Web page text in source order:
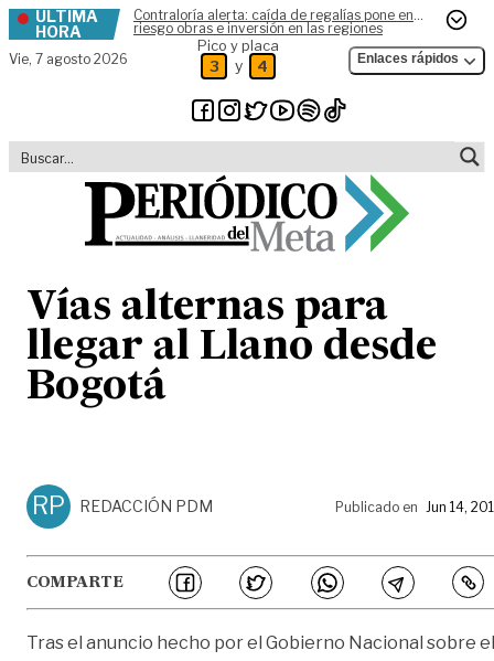
Skip to content
ÚLTIMA
HORA
Contraloría alerta: caída de regalías pone en
riesgo obras e inversión en las regiones
Vie, 7 agosto 2026
Pico y placa
3 y 4 Enlaces rápidos
Vías alternas para
llegar al Llano desde
Bogotá
RP REDACCIÓN PDM Publicado en Jun 14,
COMPARTE
Tras el anuncio hecho por el Gobierno Nacional sobre el